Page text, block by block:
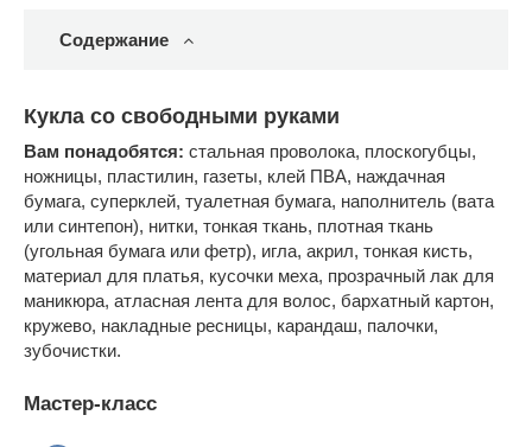
Содержание
Кукла со свободными руками
Вам понадобятся: стальная проволока, плоскогубцы,
ножницы, пластилин, газеты, клей ПВА, наждачная
бумага, суперклей, туалетная бумага, наполнитель (вата
или синтепон), нитки, тонкая ткань, плотная ткань
(угольная бумага или фетр), игла, акрил, тонкая кисть,
материал для платья, кусочки меха, прозрачный лак для
маникюра, атласная лента для волос, бархатный картон,
кружево, накладные ресницы, карандаш, палочки,
зубочистки.
Мастер-класс